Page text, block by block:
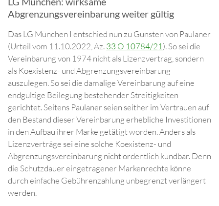
Abgrenzungsvereinbarung weiter gültig
Das LG München I entschied nun zu Gunsten von Paulaner
(Urteil vom 11.10.2022, Az.33 O 10784/21). So sei die
Vereinbarung von 1974 nicht als Lizenzvertrag, sondern
als Koexistenz- und Abgrenzungsvereinbarung
auszulegen. So sei die damalige Vereinbarung auf eine
endgültige Beilegung bestehender Streitigkeiten
gerichtet. Seitens Paulaner seien seither im Vertrauen auf
den Bestand dieser Vereinbarung erhebliche Investitionen
in den Aufbau ihrer Marke getätigt worden. Anders als
Lizenzverträge sei eine solche Koexistenz- und
Abgrenzungsvereinbarung nicht ordentlich kündbar. Denn
die Schutzdauer eingetragener Markenrechte könne
durch einfache Gebührenzahlung unbegrenzt verlängert
werden.